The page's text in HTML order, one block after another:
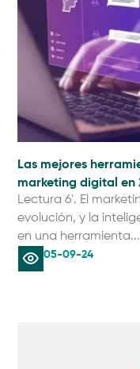
Las mejores
marketing digital en
Lectura 6'. El
evolución, y la
en una herramienta...
05-09-24